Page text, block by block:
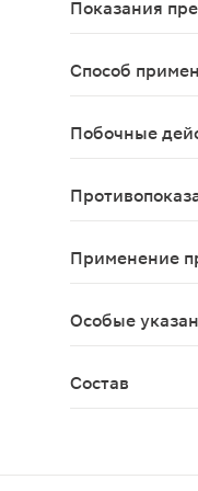
Показания
Способ
Побочные
Применение
Особые
Состав